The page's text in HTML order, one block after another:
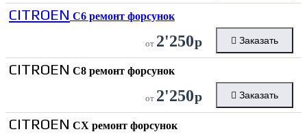
CITROEN C6 ремонт форсунок
от 2'250р Заказать
CITROEN C8 ремонт форсунок
от 2'250р Заказать
CITROEN CX ремонт форсунок